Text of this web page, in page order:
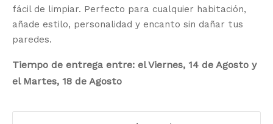
fácil de limpiar. Perfecto para cualquier habitación,
añade estilo, personalidad y encanto sin dañar tus
paredes.
Tiempo de entrega entre: el Viernes, 14 de Agosto y
el Martes, 18 de Agosto